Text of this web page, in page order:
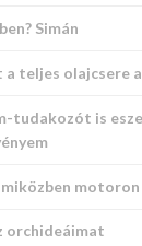
Simán
a teljes olajcsere
tudakozót is
orchideáimat